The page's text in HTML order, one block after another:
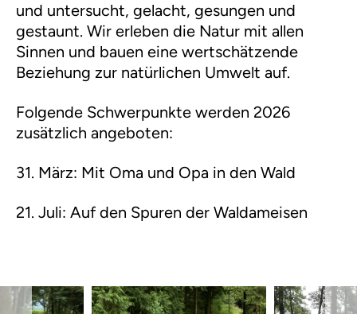
und untersucht, gelacht, gesungen und
gestaunt. Wir erleben die Natur mit allen
Sinnen und bauen eine wertschätzende
Beziehung zur natürlichen Umwelt auf.
Folgende Schwerpunkte werden 2026
zusätzlich angeboten:
31. März: Mit Oma und Opa in den Wald
21. Juli: Auf den Spuren der Waldameisen